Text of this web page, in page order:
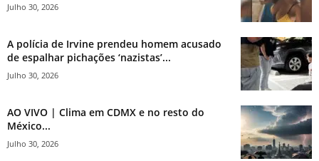
Julho 30, 2026
A polícia de Irvine prendeu homem acusado
de espalhar pichações ‘nazistas’...
Julho 30, 2026
AO VIVO | Clima em CDMX e no resto do
México...
Julho 30, 2026